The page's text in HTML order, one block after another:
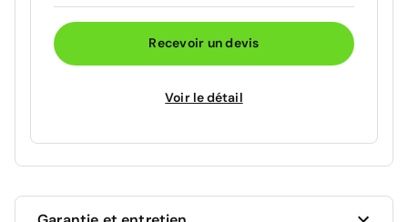
Recevoir un devis
Voir le détail